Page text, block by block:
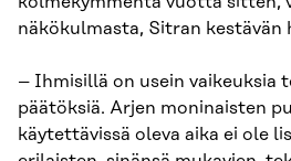
näkökulmasta, Sitran kestävän
– Ihmisillä on usein vaikeuksia
päätöksiä. Arjen moninaisten
käytettävissä oleva aika ei ole